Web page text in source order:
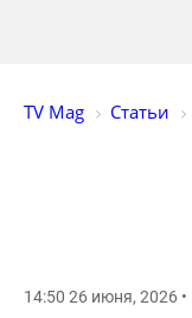
TV Mag Статьи
14:50 26 июня, 2026